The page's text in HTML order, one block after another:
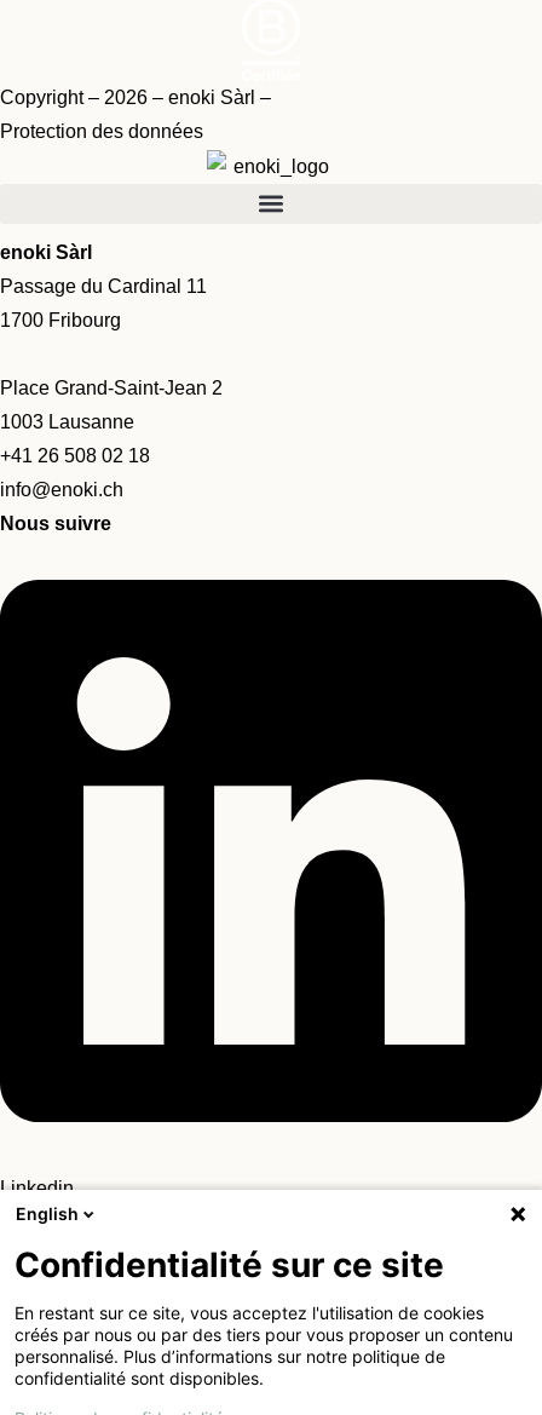
Copyright – 2026 – enoki Sàrl –
Protection des données
enoki Sàrl
Passage du Cardinal 11
1700 Fribourg
Place Grand-Saint-Jean 2
1003 Lausanne
+41 26 508 02 18
info@enoki.ch
Nous suivre
Linkedin
Copyright – 2026 – enoki Sàrl –
Protection des données
English
Confidentialité sur ce site
En restant sur ce site, vous acceptez l'utilisation de cookies
créés par nous ou par des tiers pour vous proposer un contenu
personnalisé. Plus d’informations sur notre politique de
confidentialité sont disponibles.